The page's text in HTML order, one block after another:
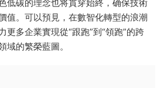
低碳的理念也将貫穿始終，确保技術
值。可以預見，在數智化轉型的浪潮
更多企業實現從“跟跑”到“領跑”的跨
域的繁榮藍圖。